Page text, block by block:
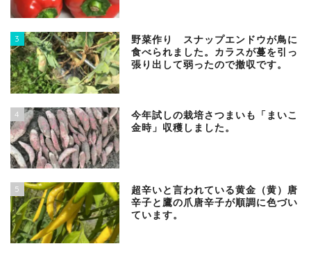
3
野菜作り スナップエンドウが鳥に
食べられました。カラスが蔓を引っ
張り出して弱ったので撤収です。
4
今年試しの栽培さつまいも「まいこ
金時」収穫しました。
5
超辛いと言われている黄金（黄）唐
辛子と鷹の爪唐辛子が順調に色づい
ています。